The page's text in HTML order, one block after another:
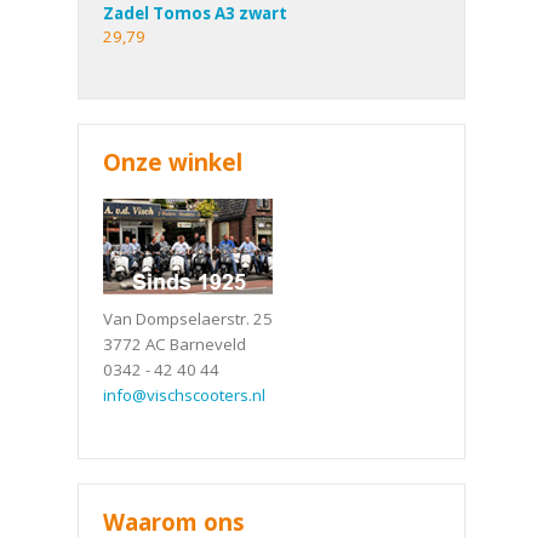
Zadel Tomos A3 zwart
29,79
Onze winkel
Van Dompselaerstr. 25
3772 AC Barneveld
0342 - 42 40 44
info@vischscooters.nl
Waarom ons